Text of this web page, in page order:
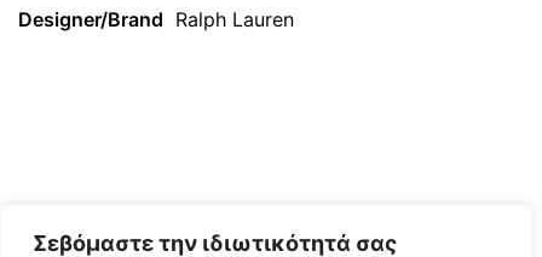
Σεβόμαστε την ιδιωτικότητά σας
Designer/Brand Ralph Lauren